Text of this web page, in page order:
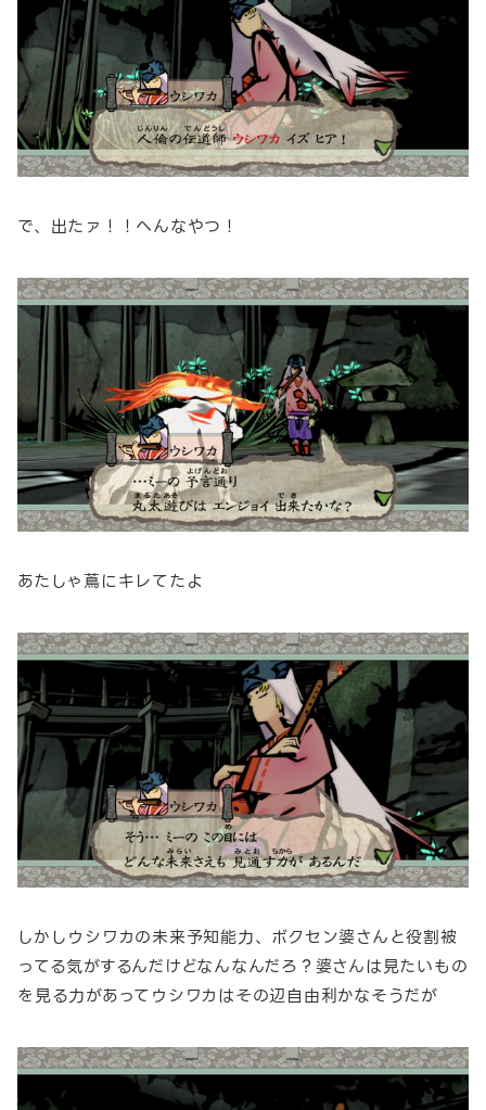
で、出たァ！！へんなやつ！
あたしゃ蔦にキレてたよ
しかしウシワカの未来予知能力、ボクセン婆さんと役割被
ってる気がするんだけどなんなんだろ？婆さんは見たいもの
を見る力があってウシワカはその辺自由利かなそうだが